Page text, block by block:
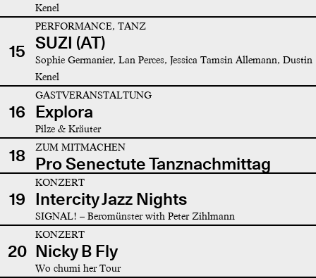
Kenel
15
PERFORMANCE, TANZ
SUZI (AT)
Sophie Germanier, Lan Perces, Jessica Tamsin Allemann, Dustin
Kenel
16
GASTVERANSTALTUNG
Explora
Pilze & Kräuter
18 ZUM MITMACHEN
Pro Senectute Tanznachmittag
19
KONZERT
Intercity Jazz Nights
SIGNAL! – Beromünster with Peter Zihlmann
20
KONZERT
Nicky B Fly
Wo chumi her Tour